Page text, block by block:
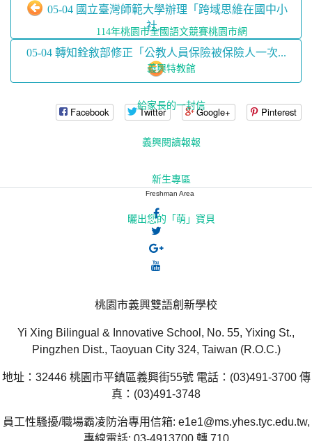
05-04 國立臺灣師範大學辦理「跨域思維在國中小
社...
05-04 轉知銓敘部修正「公教人員保險被保險人一次...
Facebook Twitter Google+ Pinterest
桃園市義興雙語創新學校
Yi Xing Bilingual & Innovative School, No. 55, Yixing St.,
Pingzhen Dist., Taoyuan City 324, Taiwan (R.O.C.)
地址：32446 桃園市平鎮區義興街55號 電話：(03)491-3700 傳
真：(03)491-3748
員工性騷擾/職場霸凌防治專用信箱: e1e1@ms.yhes.tyc.edu.tw,
114年桃園市全國語文競賽桃園市網
義興特教館
給家長的一封信
義興閱讀報報
新生專區
Freshman Area
曬出您的「萌」寶貝